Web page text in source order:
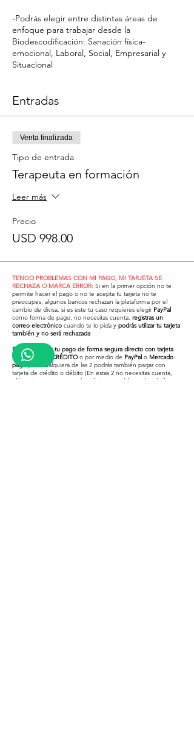
-Podrás elegir entre distintas áreas de
enfoque para trabajar desde la
Biodescodificación: Sanación física-
emocional, Laboral, Social, Empresarial y
Situacional
Entradas
Venta finalizada
Tipo de entrada
Terapeuta en formación
Leer más
Precio
USD 998.00
TENGO PROBLEMAS CON MI PAGO, MI TARJETA SE
RECHAZA O MARCA ERROR: Si en la primer opción no te
permite hacer el pago o no te acepta tu tarjeta no te
preocupes, algunos bancos rechazan la plataforma por el
cambio de divisa. si es este tu caso requieres elegir PayPal
como forma de pago, no necesitas cuenta, registras un
correo electrónico cuando te lo pida y podrás utilizar tu tarjeta
también y no será rechazada
Puedes realizar tu pago de forma segura directo con tarjeta
de DÉBITO O CRÉDITOo por medio de PayPal o Mercado
pago
y en cualquiera de las 2 podrás también pagar con
tarjeta de crédito o débito (En estas 2 no necesitas cuenta,
sólo registras un correo electrónico y podrás usarlos de forma